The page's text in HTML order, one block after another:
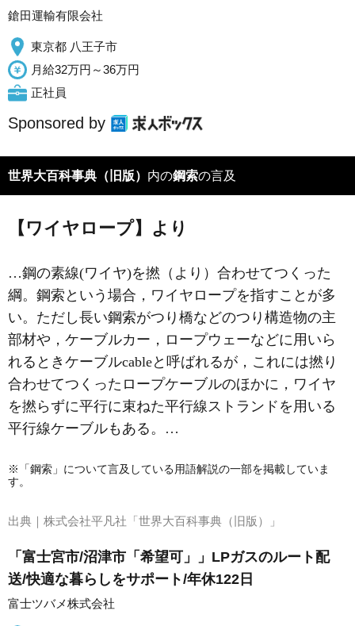
鎗田運輸有限会社
東京都 八王子市
月給32万円～36万円
正社員
Sponsored by
世界大百科事典（旧版） 内の鋼索の言及
【ワイヤロープ】より
…鋼の素線(ワイヤ)を撚（より）合わせてつくった
綱。鋼索という場合，ワイヤロープを指すことが多
い。ただし長い鋼索がつり橋などのつり構造物の主
部材や，ケーブルカー，ロープウェーなどに用いら
れるときケーブルcableと呼ばれるが，これには撚り
合わせてつくったロープケーブルのほかに，ワイヤ
を撚らずに平行に束ねた平行線ストランドを用いる
平行線ケーブルもある。…
※「鋼索」について言及している用語解説の一部を掲載していま
す。
出典｜ 株式会社平凡社「世界大百科事典（旧版）」
「富士宮市/沼津市「希望可」」LPガスのルート配
送/快適な暮らしをサポート/年休122日
富士ツバメ株式会社